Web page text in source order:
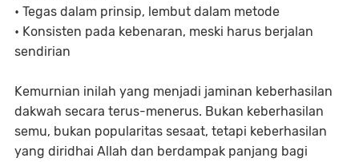
• Tegas dalam prinsip, lembut dalam metode
• Konsisten pada kebenaran, meski harus berjalan
sendirian
Kemurnian inilah yang menjadi jaminan keberhasilan
dakwah secara terus-menerus. Bukan keberhasilan
semu, bukan popularitas sesaat, tetapi keberhasilan
yang diridhai Allah dan berdampak panjang bagi